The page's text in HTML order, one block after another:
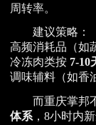
周转率。
建议策略：
高频消耗品（如
冷冻肉类按 7-10
调味辅料（如香
而重庆掌邦
体系 ，8小时内